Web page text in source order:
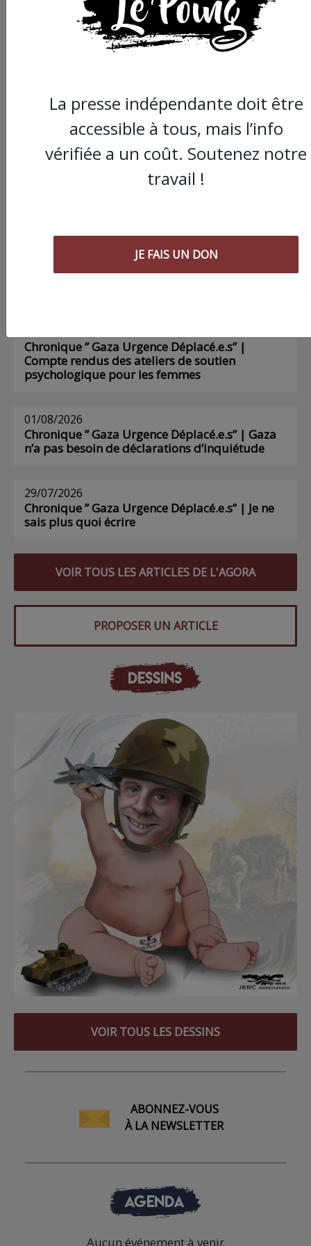
Poing !
Voir tous les numéros papier
Chronique ” Gaza Urgence Déplacé.e.s” |
Compte rendus des ateliers de soutien
psychologique pour les femmes
01/08/2026
Chronique ” Gaza Urgence Déplacé.e.s” | Gaza
n’a pas besoin de déclarations d’inquiétude
29/07/2026
Chronique ” Gaza Urgence Déplacé.e.s” | Je ne
sais plus quoi écrire
VOIR TOUS LES ARTICLES DE L'AGORA
PROPOSER UN ARTICLE
DESSINS
VOIR TOUS LES DESSINS
ABONNEZ-VOUS
À LA NEWSLETTER
AGENDA
Aucun événement à venir
La presse indépendante doit être
accessible à tous, mais l’info
vérifiée a un coût. Soutenez notre
travail !
JE FAIS UN DON